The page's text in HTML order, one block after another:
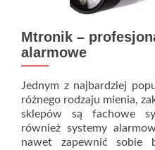
Mtronik –
alarmowe
Jednym z najbardziej
różnego rodzaju mienia,
sklepów są fachowe
również systemy
nawet zapewnić sobie